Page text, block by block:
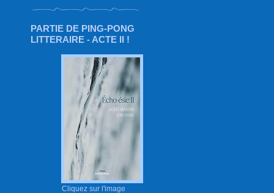
PARTIE DE PING-PONG
LITTERAIRE - ACTE II !
Cliquez sur l'image